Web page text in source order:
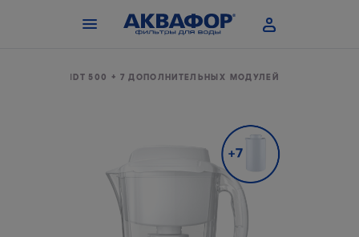
J.SHMIDT 500 + 7 ДОПОЛНИТЕЛЬНЫХ МОДУЛЕЙ